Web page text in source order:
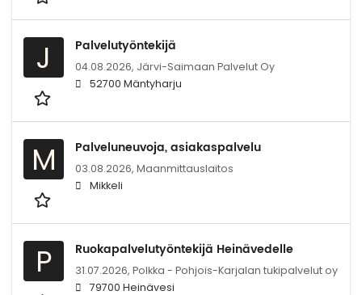
J Palvelutyöntekijä
04.08.2026, Järvi-Saimaan Palvelut Oy
52700 Mäntyharju
M Palveluneuvoja, asiakaspalvelu
03.08.2026, Maanmittauslaitos
Mikkeli
P Ruokapalvelutyöntekijä Heinävedelle
31.07.2026, Polkka - Pohjois-Karjalan tukipalvelut oy
79700 Heinävesi